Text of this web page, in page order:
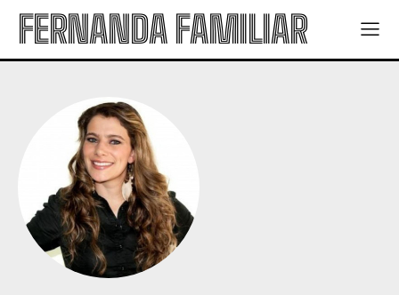
FERNANDA FAMILIAR